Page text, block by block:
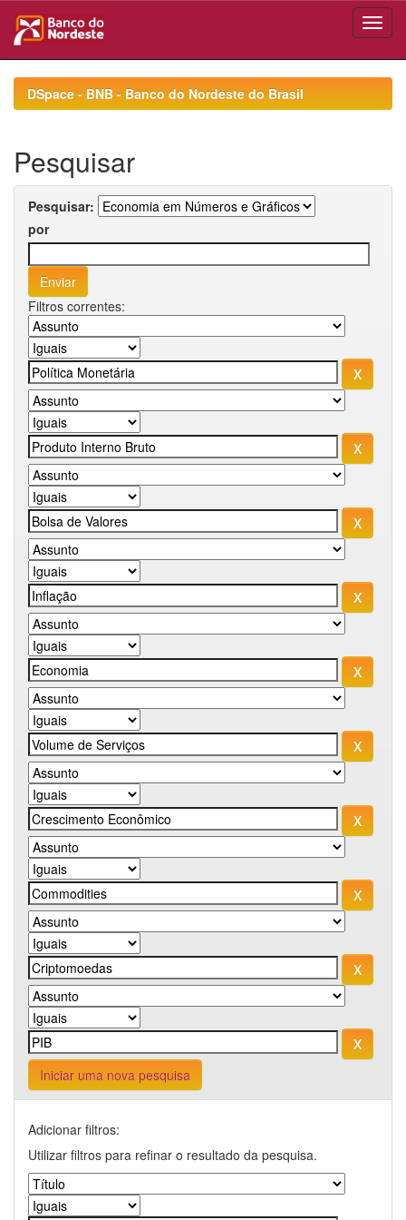
navigationDSpace - BNB - Banco do Nordeste do Brasil
Pesquisar
Pesquisar:
por
Filtros correntes:
Iniciar uma nova pesquisa
Adicionar filtros:
Utilizar filtros para refinar o resultado da pesquisa.